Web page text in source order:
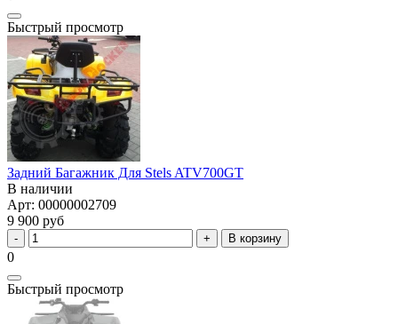
Быстрый просмотр
Задний Багажник Для Stels ATV700GT
В наличии
Арт: 00000002709
9 900 руб
В корзину
0
Быстрый просмотр